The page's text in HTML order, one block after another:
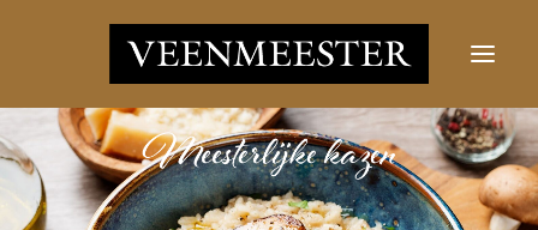
JUUSTUD
UUDISED